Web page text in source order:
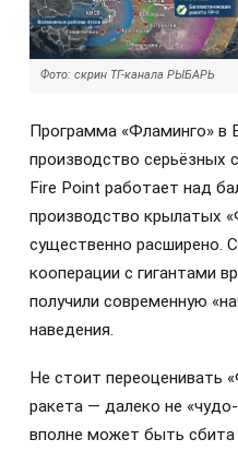
Фото: скрин ТГ-канала РЫБАРЬ
Программа «Фламинго» в
производство серьёзных
Fire Point работает над
производство крылатых
существенно расширено.
кооперации с гигантами
получили современную
наведения.
Не стоит переоценивать
ракета — далеко не
вполне может быть